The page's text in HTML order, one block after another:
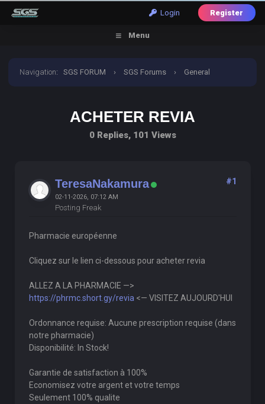
Login Register
Menu
Navigation:SGS FORUM › SGS Forums › General
ACHETER REVIA
0 Replies, 101 Views
TeresaNakamura
02-11-2026, 07:12 AM
Posting Freak
#1
Pharmacie européenne
Cliquez sur le lien ci-dessous pour acheter revia
ALLEZ A LA PHARMACIE —>
https://phrmc.short.gy/revia <— VISITEZ AUJOURD'HUI
Ordonnance requise: Aucune prescription requise (dans
notre pharmacie)
Disponibilité: In Stock!
Garantie de satisfaction à 100%
Economisez votre argent et votre temps
Seulement 100% qualite